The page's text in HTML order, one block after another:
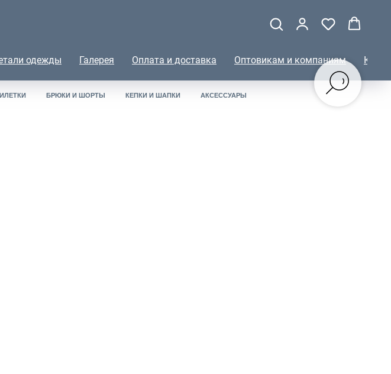
одежды Галерея Оплата и доставка Оптовикам и компаниям
БРЮКИ И ШОРТЫ КЕПКИ И ШАПКИ АКСЕССУАРЫ